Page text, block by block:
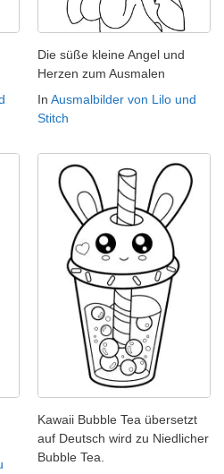
Die süße kleine Angel und
Herzen zum Ausmalen
In Ausmalbilder von Lilo und
Stitch
Kawaii Bubble Tea übersetzt
auf Deutsch wird zu Niedlicher
Bubble Tea.